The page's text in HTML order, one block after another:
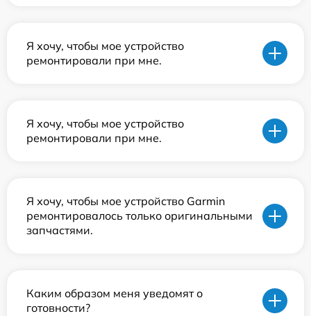
Я хочу, чтобы мое устройство
ремонтировали при мне.
Я хочу, чтобы мое устройство
ремонтировали при мне.
Я хочу, чтобы мое устройство Garmin
ремонтировалось только оригинальными
запчастями.
Каким образом меня уведомят о
готовности?